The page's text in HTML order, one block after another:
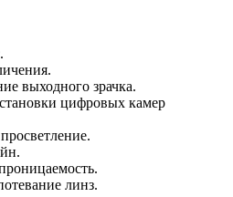
выходного зрачка.
цифровых камер
линз.